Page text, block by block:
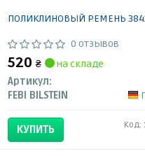
ПОЛИКЛИНОВЫЙ РЕМЕНЬ
0 отзывов
520 ₴
на складе
Артикул:
FEBI BILSTEIN
КУПИТЬ Код: